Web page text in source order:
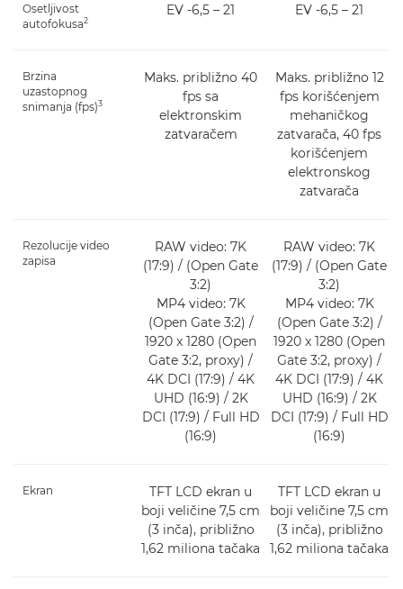
Osetljivost
autofokusa2
EV -6,5 – 21 EV -6,5 – 21
Brzina
uzastopnog
snimanja (fps)3
Maks. približno 40
fps sa
elektronskim
zatvaračem
Maks. približno 12
fps korišćenjem
mehaničkog
zatvarača, 40 fps
korišćenjem
elektronskog
zatvarača
Rezolucije video
zapisa
RAW video: 7K
(17:9) / (Open Gate
3:2)
MP4 video: 7K
(Open Gate 3:2) /
1920 x 1280 (Open
Gate 3:2, proxy) /
4K DCI (17:9) / 4K
UHD (16:9) / 2K
DCI (17:9) / Full HD
(16:9)
RAW video: 7K
(17:9) / (Open Gate
3:2)
MP4 video: 7K
(Open Gate 3:2) /
1920 x 1280 (Open
Gate 3:2, proxy) /
4K DCI (17:9) / 4K
UHD (16:9) / 2K
DCI (17:9) / Full HD
(16:9)
Ekran
TFT LCD ekran u
boji veličine 7,5 cm
(3 inča), približno
1,62 miliona tačaka
TFT LCD ekran u
boji veličine 7,5 cm
(3 inča), približno
1,62 miliona tačaka